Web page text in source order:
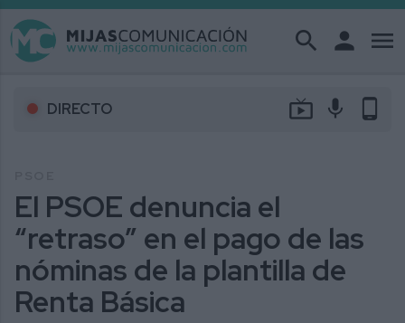
search person menu
DIRECTO live_tv mic phone_android
El PSOE denuncia el
“retraso” en el pago de las
nóminas de la plantilla de
Renta Básica